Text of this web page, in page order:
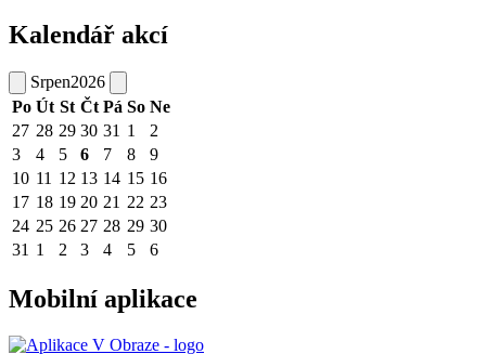
Kalendář akcí
Srpen2026
Po Út St Čt Pá So Ne
27 28 29 30 31 1
2
3
4 5 6 7 8
9
10 11 12 13 14 15 16
17 18 19 20 21 22 23
24 25 26 27 28 29 30
31 1 2 3 4 5 6
Mobilní aplikace